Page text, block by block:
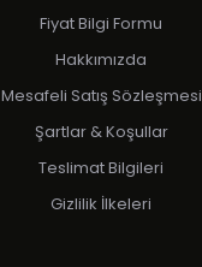
Fiyat Bilgi Formu
Hakkımızda
Mesafeli Satış Sözleşmesi
Şartlar & Koşullar
Teslimat Bilgileri
Gizlilik İlkeleri